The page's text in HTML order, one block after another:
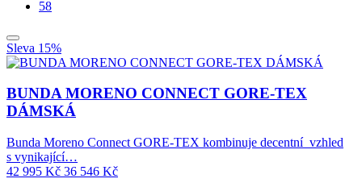
58
Sleva 15%
BUNDA MORENO CONNECT GORE-TEX
DÁMSKÁ
Bunda Moreno Connect GORE-TEX kombinuje decentní vzhled
s vynikající…
42 995 Kč 36 546 Kč